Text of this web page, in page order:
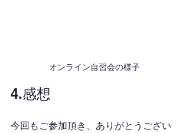
オンライン自習会の様子
4.感想
今回もご参加頂き、ありがとうござい